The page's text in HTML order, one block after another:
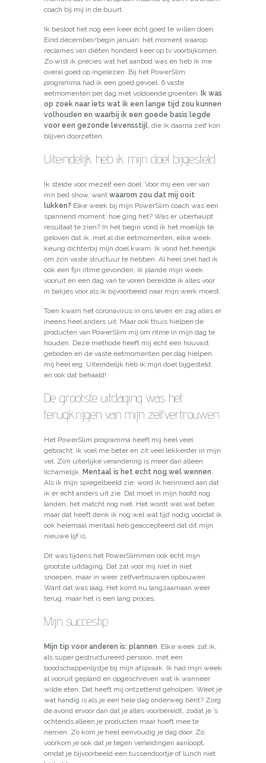
coach bij mij in de buurt.
Ik besloot het nog een keer écht goed te willen doen.
Eind december/begin januari: hét moment waarop
reclames van diëten honderd keer op tv voorbijkomen.
Zo wist ik precies wat het aanbod was en heb ik me
overal goed op ingelezen. Bij het PowerSlim
programma had ik een goed gevoel: 6 vaste
eetmomenten per dag met voldoende groenten.
Ik was
op zoek naar iets wat ik een lange tijd zou kunnen
volhouden en waarbij ik een goede basis legde
voor een gezonde levensstijl, die ik daarna zelf kon
blijven doorzetten.
Uiteindelijk heb ik mijn doel bijgesteld
Ik stelde voor mezelf een doel. Voor mij een ver van
m’n bed show, want waarom zou dat mij ooit
lukken? Elke week bij mijn PowerSlim coach was een
spannend moment: hoe ging het? Was er überhaupt
resultaat te zien? In het begin vond ik het moeilijk te
geloven dat ik, met al die eetmomenten, elke week
keurig dichterbij mijn doel kwam. Ik vond het heerlijk
om zo’n vaste structuur te hebben. Al heel snel had ik
ook een fijn ritme gevonden, ik plande mijn week
vooruit en een dag van te voren bereidde ik alles voor
in bakjes voor als ik bijvoorbeeld naar mijn werk moest.
Toen kwam het coronavirus in ons leven en zag alles er
ineens heel anders uit. Maar ook thuis hielpen de
producten van PowerSlim mij om ritme in mijn dag te
houden. Deze methode heeft mij echt een houvast
geboden en de vaste eetmomenten per dag hielpen
mij heel erg. Uiteindelijk heb ik mijn doel bijgesteld,
en ook dat behaald!
De grootste uitdaging was het
terugkrijgen van mijn zelfvertrouwen
Het PowerSlim programma heeft mij heel veel
gebracht: ik voel me beter en zit veel lekkerder in mijn
vel. Zo’n uiterlijke verandering is meer dan alleen
lichamelijk. Mentaal is het echt nog wel wennen.
Als ik mijn spiegelbeeld zie, word ik herinnerd aan dat
ik er echt anders uit zie. Dat moet in mijn hoofd nog
landen, het matcht nog niet. Het wordt wel wat beter,
maar dat heeft denk ik nog wel wat tijd nodig voordat ik
ook helemaal mentaal heb geaccepteerd dat dit mijn
nieuwe lijf is.
Dit was tijdens het PowerSlimmen ook echt mijn
grootste uitdaging. Dat zat voor mij niet in niet
snoepen, maar in weer zelfvertrouwen opbouwen.
Want dat was laag. Het komt nu langzaamaan weer
terug, maar het is een lang proces.
Mijn succestip
Mijn tip voor anderen is: plannen. Elke week zat ik,
als super gestructureerd persoon, met een
boodschappenlijstje bij mijn afspraak. Ik had mijn week
al vooruit gepland en opgeschreven wat ik wanneer
wilde eten. Dat heeft mij ontzettend geholpen. Weet je
wat handig is als je een hele dag onderweg bent? Zorg
de avond ervoor dan dat je alles voorbereidt, zodat je ’s
ochtends alleen je producten maar hoeft mee te
nemen. Zo kom je heel eenvoudig je dag door. Zo
voorkom je ook dat je tegen verleidingen aanloopt,
omdat je bijvoorbeeld een tussendoortje of lunch niet